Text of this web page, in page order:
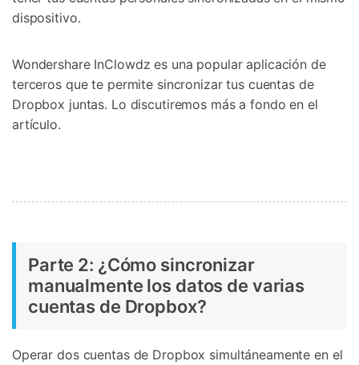
dispositivo.
Wondershare InClowdz es una popular aplicación de
terceros que te permite sincronizar tus cuentas de
Dropbox juntas. Lo discutiremos más a fondo en el
artículo.
Parte 2: ¿Cómo sincronizar
manualmente los datos de varias
cuentas de Dropbox?
Operar dos cuentas de Dropbox simultáneamente en el